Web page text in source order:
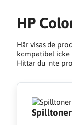
HP
Här visas de
kompatibel icke
Hittar du inte